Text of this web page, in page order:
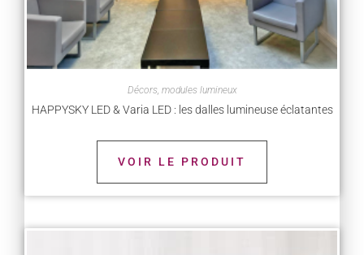
Décors, modules lumineux
HAPPYSKY LED & Varia LED : les dalles lumineuse éclatantes
VOIR LE PRODUIT